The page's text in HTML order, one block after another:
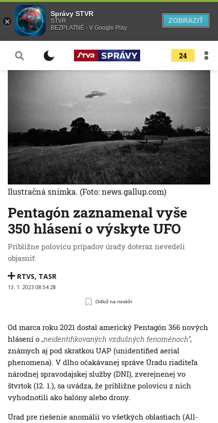
24
Pentagón zaznamenal vyše
350 hlásení o výskyte UFO
Približne polovicu prípadov úrady doteraz nevedeli
objasniť.
RTVS, TASR
13. 1. 2023 08:54:28
Odlož na neskôr
Ilustračná snímka. (Foto: news.gallup.com)
Od marca roku 2021 dostal americký Pentagón 366 nových
hlásení o „neidentifikovaných vzdušných fenoménoch“,
známych aj pod skratkou UAP (unidentified aerial
phenomena). V dlho očakávanej správe Úradu riaditeľa
národnej spravodajskej služby (DNI), zverejnenej vo
štvrtok (12. 1.), sa uvádza, že približne polovicu z nich
vyhodnotili ako balóny alebo drony.
Úrad pre riešenie anomálií vo všetkých oblastiach (All-
Správy STVR
STVR
BEZPLATNÉ - V Google Play
ZOBRAZIŤ